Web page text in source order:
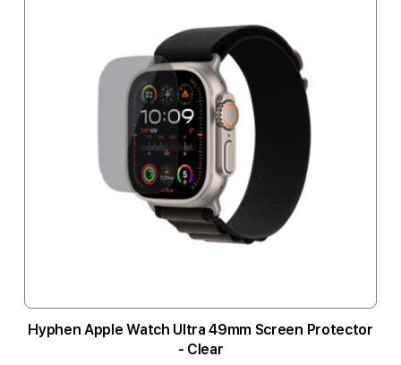
Hyphen Apple Watch Ultra 49mm Screen Protector
- Clear